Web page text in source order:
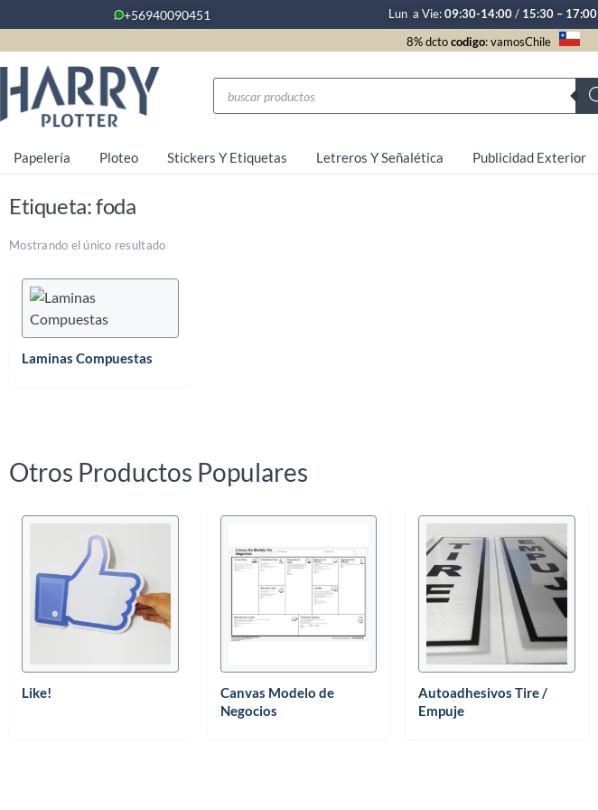
+56940090451 Lun a Vie:09:30-14:00/ 15:30 – 17:00
8% dctocodigo: vamosChile
Papelería Ploteo Stickers Y Etiquetas Letreros Y Señalética Publicidad Exterior
Etiqueta: foda
Mostrando el único resultado
Laminas Compuestas
Otros Productos Populares
Like!
Canvas Modelo de
Negocios
Autoadhesivos Tire /
Empuje